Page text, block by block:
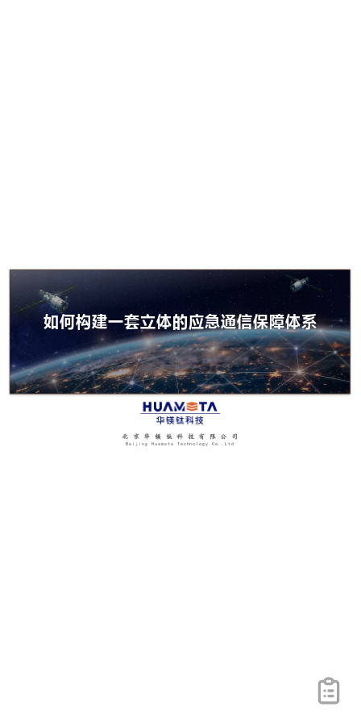
如何构建一套立体的应急通信保障体系
北京华镁钛科技有限公司
Beijing Huameta Technology Co.,Ltd